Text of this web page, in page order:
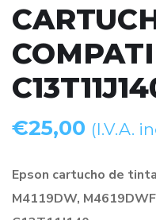
€25,00 (I.V.A.
Epson cartucho de
M4119DW,